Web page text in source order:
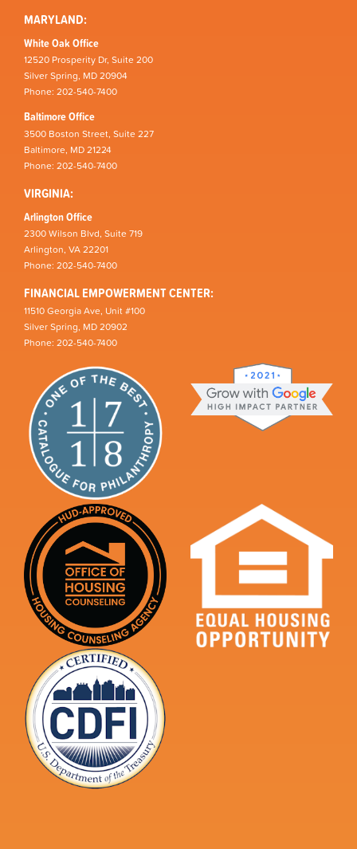
MARYLAND:
White Oak Office
12520 Prosperity Dr, Suite 200
Silver Spring, MD 20904
Phone: 202-540-7400
Baltimore Office
3500 Boston Street, Suite 227
Baltimore, MD 21224
Phone: 202-540-7400
VIRGINIA:
Arlington Office
2300 Wilson Blvd, Suite 719
Arlington, VA 22201
Phone: 202-540-7400
FINANCIAL EMPOWERMENT CENTER:
11510 Georgia Ave, Unit #100
Silver Spring, MD 20902
Phone: 202-540-7400